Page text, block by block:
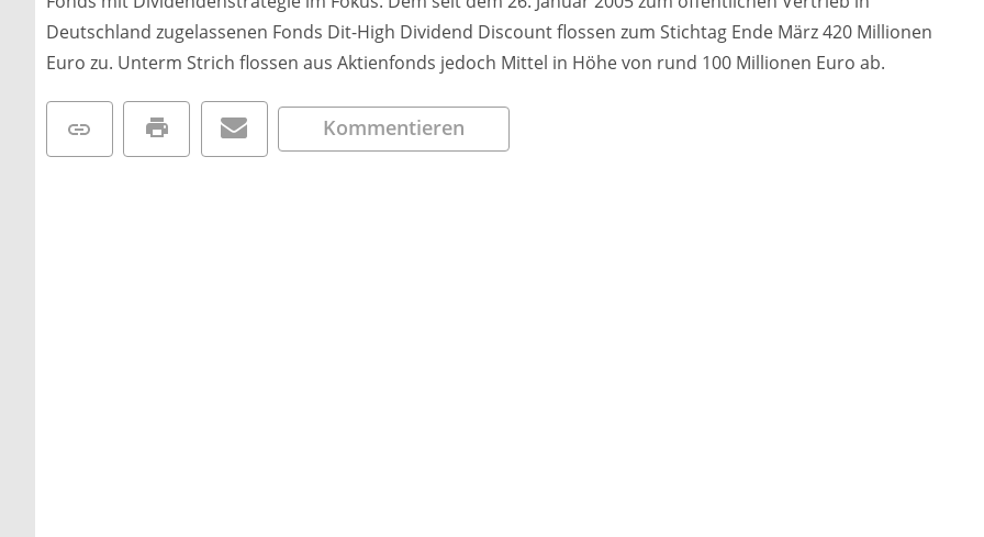
Deutschland zugelassenen Fonds Dit-High Dividend Discount flossen zum Stichtag Ende März 420 Millionen
Euro zu. Unterm Strich flossen aus Aktienfonds jedoch Mittel in Höhe von rund 100 Millionen Euro ab.
Kommentieren